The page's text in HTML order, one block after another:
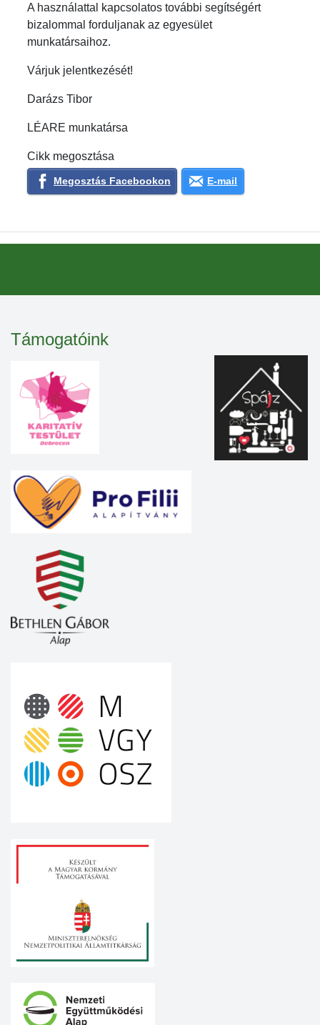
A használattal kapcsolatos további segítségért
bizalommal forduljanak az egyesület
munkatársaihoz.
Várjuk jelentkezését!
Darázs Tibor
LÉARE munkatársa
Cikk megosztása
Megosztás Facebookon E-mail
Támogatóink